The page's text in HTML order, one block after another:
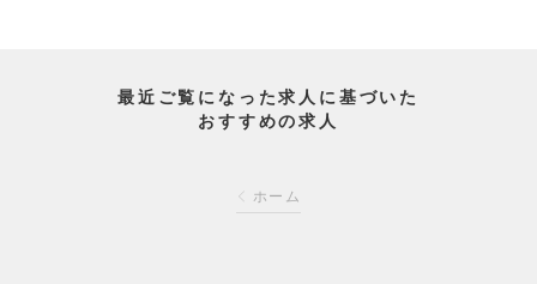
最近ご覧になった求人に基づいた
おすすめの求人
ホーム